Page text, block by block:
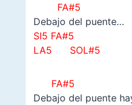
Debajo del puente…
SI5
LA5 SOL#5
FA#5
Debajo del puente